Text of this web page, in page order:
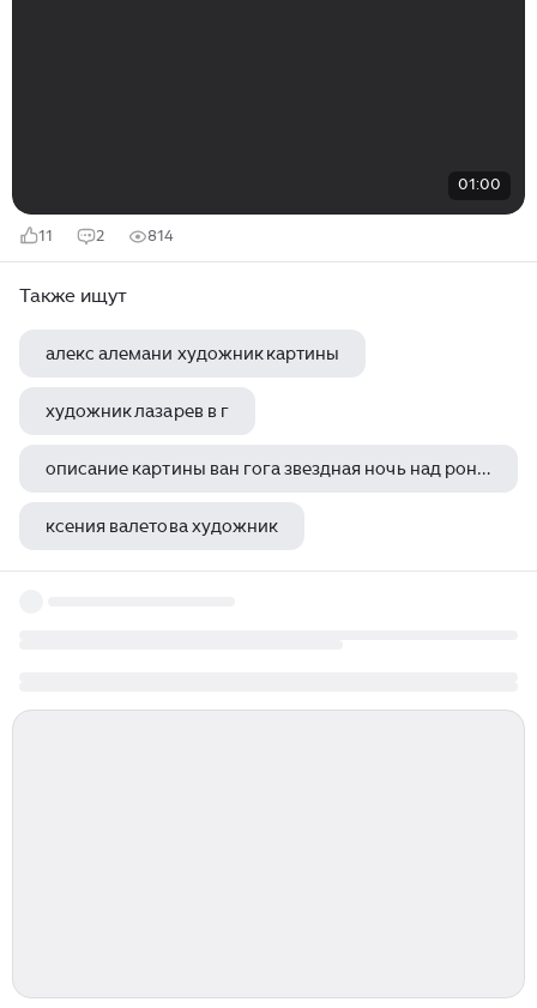
01:00
11 2 814
Также ищут
алекс алемани художник картины
художник лазарев в г
описание картины ван гога звездная ночь над роной
ксения валетова художник